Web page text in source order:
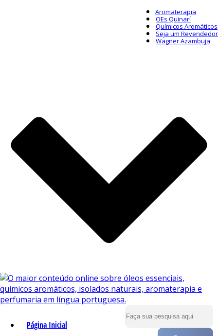
Aromaterapia
OEs Quinarí
Químicos Aromáticos
Seja um Revendedor
Wagner Azambuja
Página Inicial